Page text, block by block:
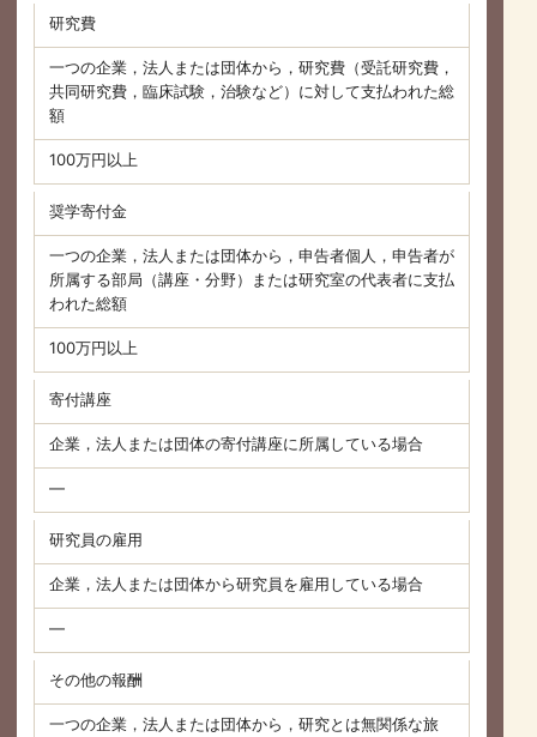
研究費
一つの企業，法人または団体から，研究費（受託研究費，
共同研究費，臨床試験，治験など）に対して支払われた総
額
100万円以上
奨学寄付金
一つの企業，法人または団体から，申告者個人，申告者が
所属する部局（講座・分野）または研究室の代表者に支払
われた総額
100万円以上
寄付講座
企業，法人または団体の寄付講座に所属している場合
—
研究員の雇用
企業，法人または団体から研究員を雇用している場合
—
その他の報酬
一つの企業，法人または団体から，研究とは無関係な旅